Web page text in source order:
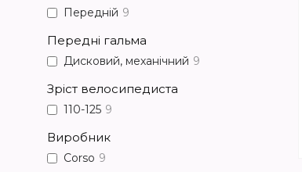
Передній 9
Передні гальма
Дисковий, механічний 9
Зріст велосипедиста
110-125 9
Виробник
Corso 9